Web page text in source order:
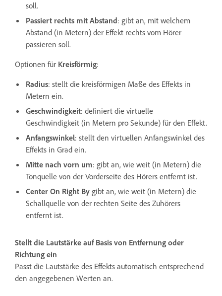
soll.
Passiert rechts mit Abstand: gibt an, mit welchem
Abstand (in Metern) der Effekt rechts vom Hörer
passieren soll.
Optionen für Kreisförmig:
Radius: stellt die kreisförmigen Maße des Effekts in
Metern ein.
Geschwindigkeit: definiert die virtuelle
Geschwindigkeit (in Metern pro Sekunde) für den Effekt.
Anfangswinkel: stellt den virtuellen Anfangswinkel des
Effekts in Grad ein.
Mitte nach vorn um: gibt an, wie weit (in Metern) die
Tonquelle von der Vorderseite des Hörers entfernt ist.
Center On Right By gibt an, wie weit (in Metern) die
Schallquelle von der rechten Seite des Zuhörers
entfernt ist.
Stellt die Lautstärke auf Basis von Entfernung oder
Richtung ein
Passt die Lautstärke des Effekts automatisch entsprechend
den angegebenen Werten an.